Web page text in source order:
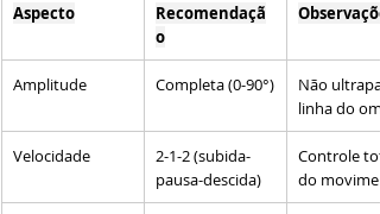
Aspecto
Recomendaçã
o
Amplitude Completa (0-90°)
Não
linha do
Velocidade
2-1-2 (subida-
pausa-descida)
Controle
do